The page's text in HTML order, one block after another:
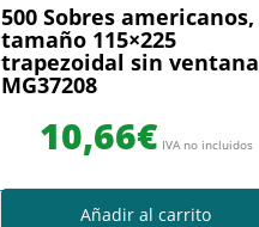
500 Sobres americanos,
tamaño 115×225
trapezoidal sin ventana
MG37208
10,66€ IVA no incluidos
Añadir al carrito